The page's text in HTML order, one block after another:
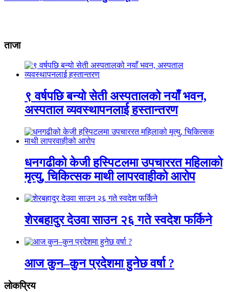
ताजा
९ वर्षपछि बन्यो सेती अस्पतालको नयाँ भवन,
अस्पताल व्यवस्थापनलाई हस्तान्तरण
धनगढीको केजी हस्पिटलमा उपचाररत महिलाको
मृत्यु, चिकित्सक माथी लापरवाहीको आरोप
शेरबहादुर देउवा साउन २६ गते स्वदेश फर्किने
आज कुन–कुन प्रदेशमा हुनेछ वर्षा ?
लाेकप्रिय